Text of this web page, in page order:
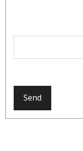
Send